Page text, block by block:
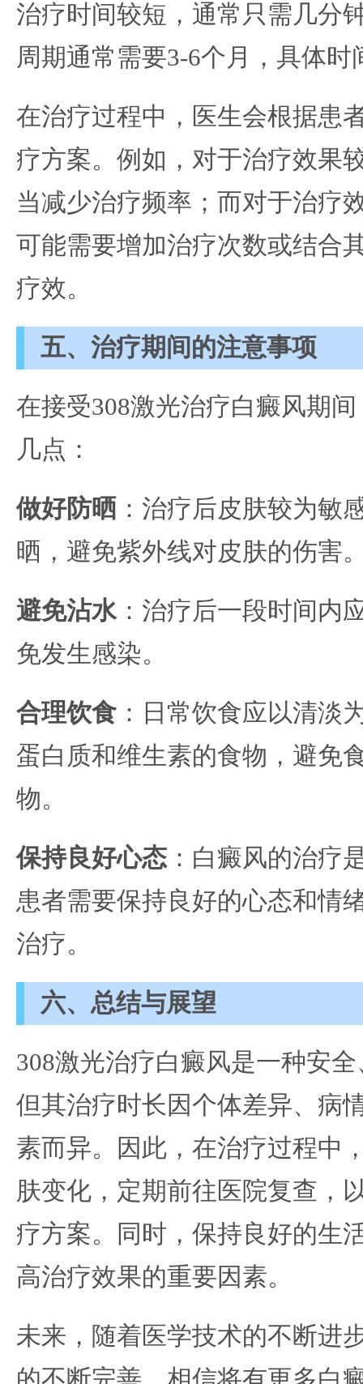
治疗时间较短，通常只需几分
周期通常需要3-6个月，具体时
在治疗过程中，医生会根据患
疗方案。例如，对于治疗效果
当减少治疗频率；而对于治疗
可能需要增加治疗次数或结合
疗效。
五、治疗期间的注意事项
在接受308激光治疗白癜风期
几点：
做好防晒 ：治疗后皮肤较为敏
晒，避免紫外线对皮肤的伤害
避免沾水：治疗后一段时间内
免发生感染。
合理饮食：日常饮食应以清淡
蛋白质和维生素的食物，避免
物。
保持良好心态 ：白癜风的治疗
患者需要保持良好的心态和情
治疗。
六、总结与展望
308激光治疗白癜风是一种安
但其治疗时长因个体差异、病
素而异。因此，在治疗过程中
肤变化，定期前往医院复查，
疗方案。同时，保持良好的生
高治疗效果的重要因素。
未来，随着医学技术的不断进